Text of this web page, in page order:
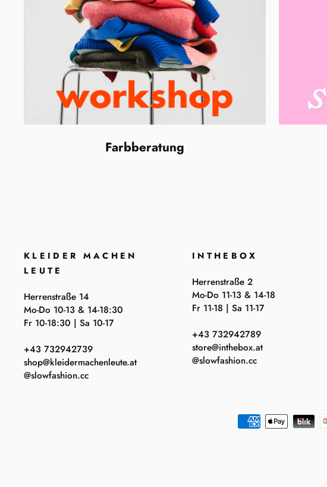
Farbberatung
KLEIDER MACHEN
LEUTE
Herrenstraße 14
Mo-Do 10-13 & 14-18:30
Fr 10-18:30 | Sa 10-17
+43 732942739
shop@kleidermachenleute.at
@slowfashion.cc
INTHEBOX
Herrenstraße 2
Mo-Do 11-13 & 14-18
Fr 11-18 | Sa 11-17
+43 732942789
store@inthebox.at
@slowfashion.cc